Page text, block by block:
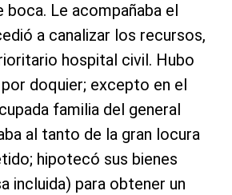
boca. Le acompañaba el
a canalizar los recursos,
hospital civil. Hubo
doquier; excepto en el
familia del general
al tanto de la gran locura
hipotecó sus bienes
incluida) para obtener un